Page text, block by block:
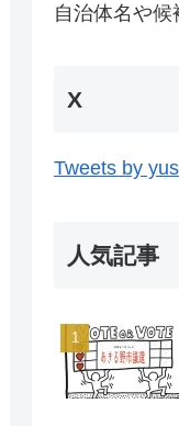
自治体名や
X
Tweets by
人気記事